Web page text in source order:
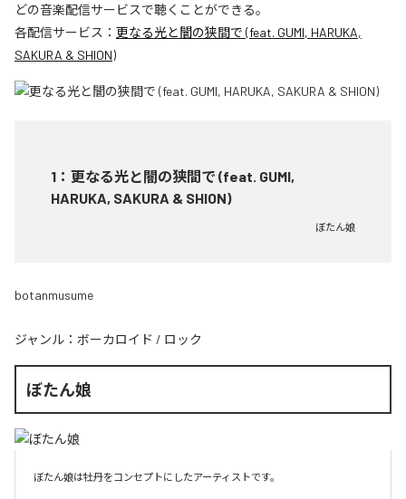
どの音楽配信サービスで聴くことができる。
各配信サービス： 更なる光と闇の狭間で (feat. GUMI, HARUKA,
SAKURA & SHION)
1 ： 更なる光と闇の狭間で (feat. GUMI,
HARUKA, SAKURA & SHION)
ぼたん娘
botanmusume
ジャンル： ボーカロイド / ロック
ぼたん娘
ぼたん娘は牡丹をコンセプトにしたアーティストです。